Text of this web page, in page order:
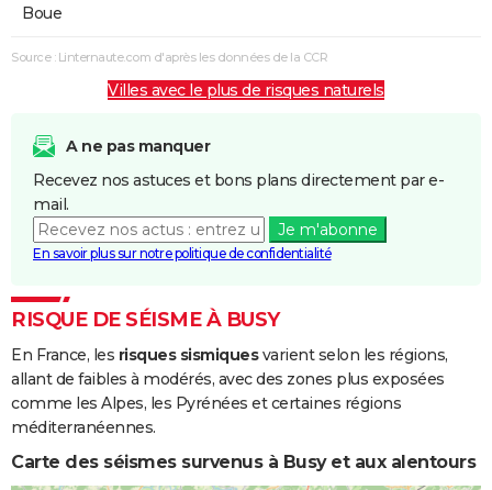
Boue
Source : Linternaute.com d'après les données de la CCR
Villes avec le plus de risques naturels
A ne pas manquer
Recevez nos astuces et bons plans directement par e-
mail.
Je m'abonne
En savoir plus sur notre politique de confidentialité
RISQUE DE SÉISME À BUSY
En France, les risques sismiquesvarient selon les régions,
allant de faibles à modérés, avec des zones plus exposées
comme les Alpes, les Pyrénées et certaines régions
méditerranéennes.
Carte des séismes survenus à Busy et aux alentours